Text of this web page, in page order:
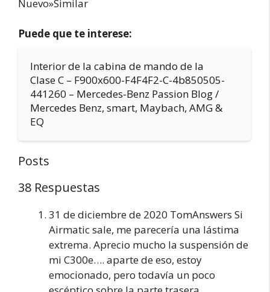
Nuevo»Similar
Puede que te interese:
Interior de la cabina de mando de la
Clase C – F900x600-F4F4F2-C-4b850505-
441260 – Mercedes-Benz Passion Blog /
Mercedes Benz, smart, Maybach, AMG &
EQ
Posts
38 Respuestas
31 de diciembre de 2020 TomAnswers Si
Airmatic sale, me parecería una lástima
extrema. Aprecio mucho la suspensión de
mi C300e…. aparte de eso, estoy
emocionado, pero todavía un poco